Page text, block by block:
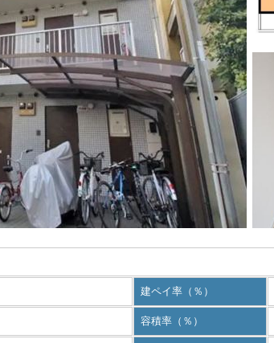
建ペイ率（％）
容積率（％）